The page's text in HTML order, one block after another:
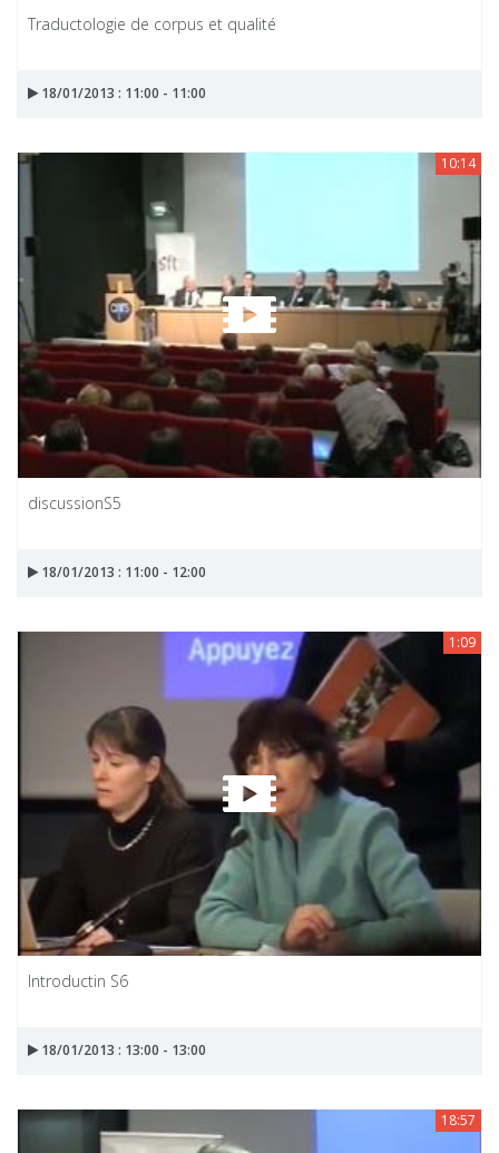
Traductologie de corpus et qualité
18/01/2013 : 11:00 - 11:00
10:14
discussionS5
18/01/2013 : 11:00 - 12:00
1:09
Introductin S6
18/01/2013 : 13:00 - 13:00
18:57